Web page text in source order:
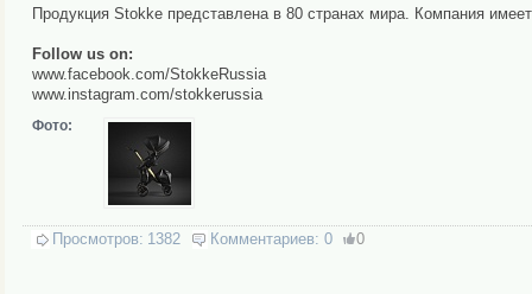
Продукция Stokke представлена в 80 странах мира. Компания
Follow us on:
www.facebook.com/StokkeRussia
www.instagram.com/stokkerussia
Фото:
Просмотров: 1382 Комментариев: 0 0